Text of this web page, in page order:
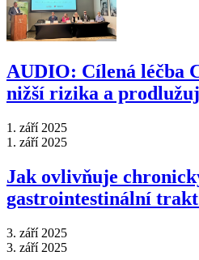
AUDIO: Cílená léčba
nižší rizika a
1. září 2025
1. září 2025
Jak ovlivňuje
gastrointestinální
3. září 2025
3. září 2025